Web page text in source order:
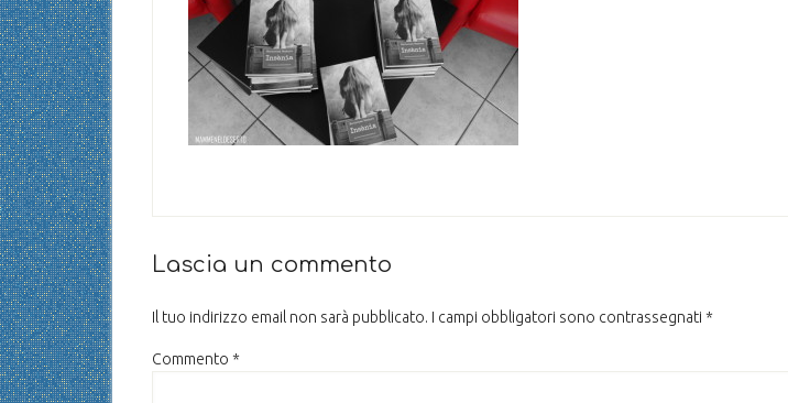
Lascia un commento
Il tuo indirizzo email non sarà pubblicato. I campi obbligatori sono contrassegnati *
Commento *